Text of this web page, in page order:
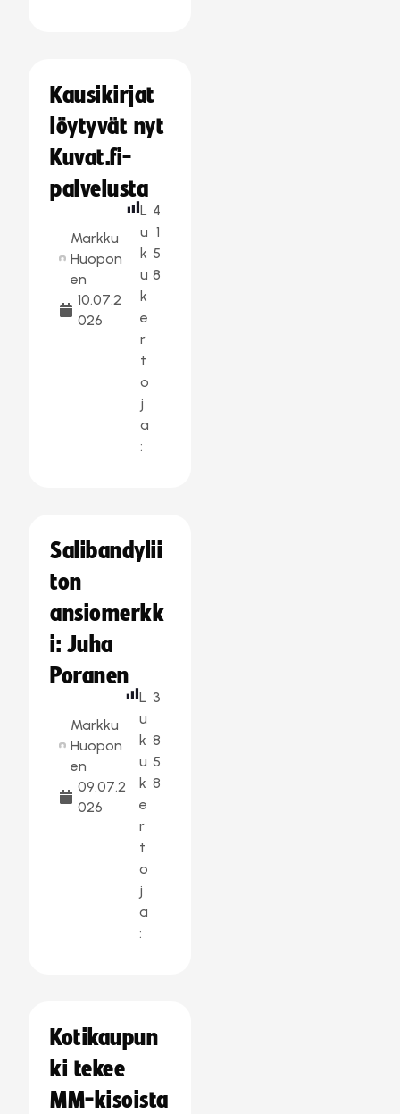
Kausikirjat
löytyvät nyt
Kuvat.fi-
palvelusta
Markku
Huopon
en
10.07.2
026
L
u
k
u
k
e
r
t
o
j
a
:
4
1
5
8
Salibandylii
ton
ansiomerkk
i: Juha
Poranen
Markku
Huopon
en
09.07.2
026
L
u
k
u
k
e
r
t
o
j
a
:
3
8
5
8
Kotikaupun
ki tekee
MM-kisoista